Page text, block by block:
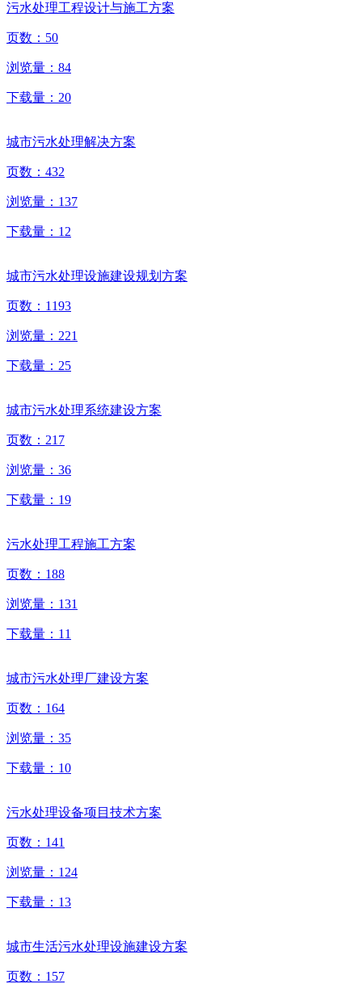
污水处理工程设计与施工方案
页数： 50
浏览量： 84
下载量： 20
城市污水处理解决方案
页数： 432
浏览量： 137
下载量： 12
城市污水处理设施建设规划方案
页数： 1193
浏览量： 221
下载量： 25
城市污水处理系统建设方案
页数： 217
浏览量： 36
下载量： 19
污水处理工程施工方案
页数： 188
浏览量： 131
下载量： 11
城市污水处理厂建设方案
页数： 164
浏览量： 35
下载量： 10
污水处理设备项目技术方案
页数： 141
浏览量： 124
下载量： 13
城市生活污水处理设施建设方案
页数： 157